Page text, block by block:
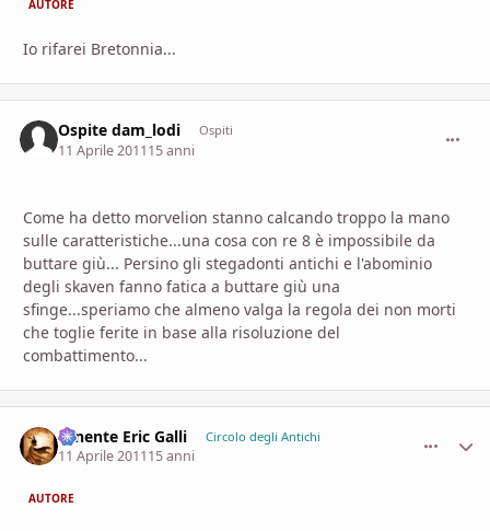
AUTORE
Io rifarei Bretonnia...
Ospite dam_lodi Ospiti
11 Aprile 201115 anni
Come ha detto morvelion stanno calcando troppo la mano
sulle caratteristiche...una cosa con re 8 è impossibile da
buttare giù... Persino gli stegadonti antichi e l'abominio
degli skaven fanno fatica a buttare giù una
sfinge...speriamo che almeno valga la regola dei non morti
che toglie ferite in base alla risoluzione del
combattimento...
Tenente Eric Galli Circolo degli Antichi
11 Aprile 201115 anni
AUTORE